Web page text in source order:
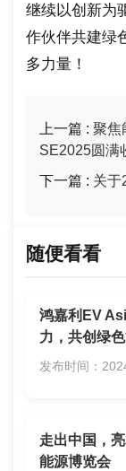
继续以创新为
作伙伴共建绿
多力量！
上一篇 : 聚焦
SE2025圆满
下一篇 : 关于
随便看看
鸿嘉利EV
力，共创绿
发布时间：
走出中国，
能源博览会